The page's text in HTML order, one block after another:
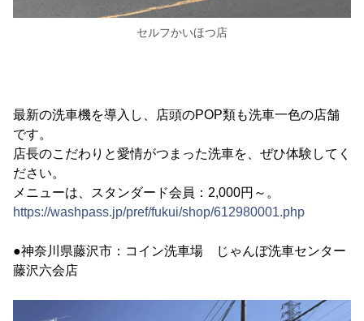
セルフかいほつ店
最新の洗車機を導入し、店頭のPOP類も洗車一色の店舗
です。
店長のこだわりと愛情がつまった洗車を、ぜひ体験してく
ださい。
メニューは、スタンダード会員：2,000円～。
https://washpass.jp/pref/fukui/shop/612980001.php
●神奈川県藤沢市：コイン洗車場 じゃんぼ洗車センター
藤沢六会店